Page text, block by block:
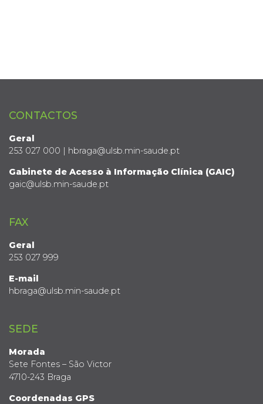
CONTACTOS
Geral
253 027 000 | hbraga@ulsb.min-saude.pt
Gabinete de Acesso à Informação Clínica (GAIC)
gaic@ulsb.min-saude.pt
FAX
Geral
253 027 999
E-mail
hbraga@ulsb.min-saude.pt
SEDE
Morada
Sete Fontes – São Victor
4710-243 Braga
Coordenadas GPS